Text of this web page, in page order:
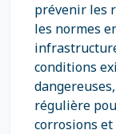
prévenir les
les normes
conditions
régulière
corrosions et